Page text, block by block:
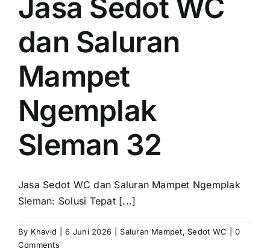
Jasa Sedot WC
dan Saluran
Mampet
Ngemplak
Sleman 32
Jasa Sedot WC dan Saluran Mampet Ngemplak
Sleman: Solusi Tepat [...]
By Khavid 6 Juni 2026 Saluran Mampet,Sedot WC
0
Comments